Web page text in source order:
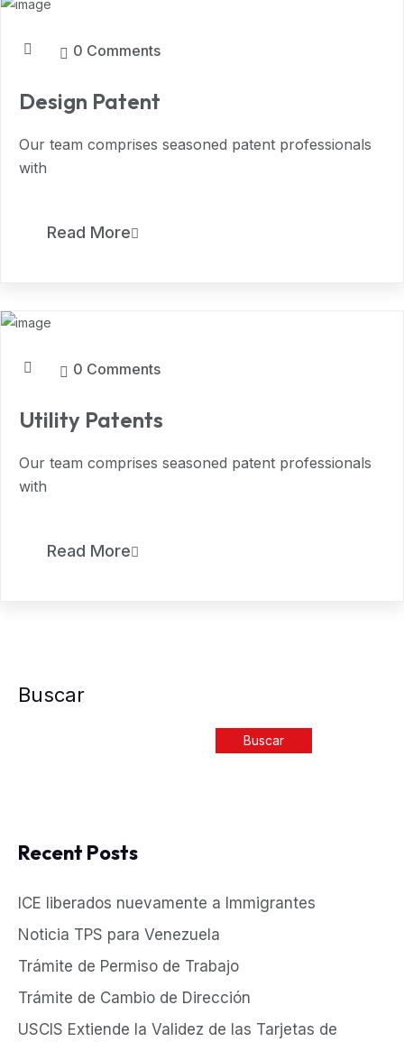
0 Comments
Design Patent
Our team comprises seasoned patent professionals
with
Read More
0 Comments
Utility Patents
Our team comprises seasoned patent professionals
with
Read More
Buscar
Buscar
Recent Posts
ICE liberados nuevamente a Immigrantes
Noticia TPS para Venezuela
Trámite de Permiso de Trabajo
Trámite de Cambio de Dirección
USCIS Extiende la Validez de las Tarjetas de